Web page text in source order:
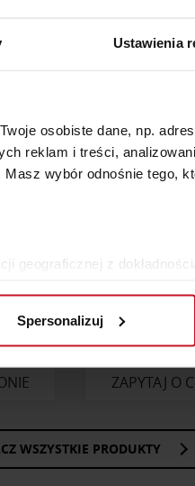
Ustawienia
osobiste dane, np.
reklam i treści,
wybór odnośnie tego,
geograficznej z
dane są przetwarzane
te informacje z innymi
Spersonalizuj
MEBLE, SALON
ZAPYTAJ O
WSZYSTKIE PRODUKTY